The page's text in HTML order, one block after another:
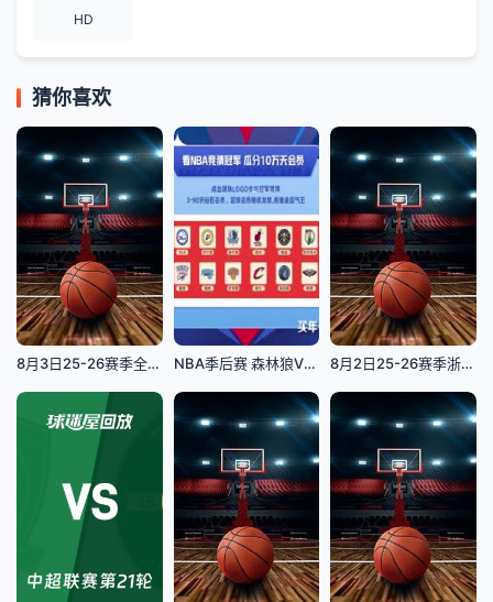
HD
猜你喜欢
8月3日25-26赛季全国青年篮球联赛 广东宏远101VS93吉林东北虎 NBA季后赛 森林狼VS掘金 20240505 8月2日25-26赛季浙BA 安吉85VS78长兴